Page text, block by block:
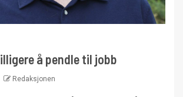
å pendle til jobb
Redaksjonen